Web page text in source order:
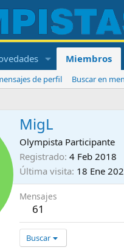
Miembros
de perfil
Buscar en
MigL
Olympista Participante
Registrado 4 Feb 2018
Última visita 18 Ene
Mensajes
61
Buscar